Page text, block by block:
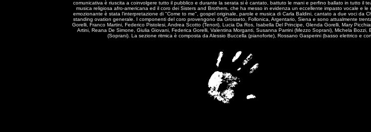
comunicativa è riuscita a coinvolgere tutto il pubblico e durante la serata si è cantato, battuto le mani e perfino ballato in tutto il
musica religiosa afro-americana ed il coro dei Sisters and Brothers, che ha messo in evidenza un eccellente impasto vocale e
emozionante è stata l'interpretazione di "Come to me", gospel originale, parole e musica di Carla Baldini, cantato a due voci da
standing ovation generale. I componenti del coro provengono da Grosseto, Follonica, Argentario, Siena e sono attualmente
Gorelli, Franco Martini, Federico Pistolesi, Andrea Scotto (Tenori), Lucia Da Ros, Isabella Del Principe, Glenda Gorelli, Mary
Artini, Reana De Simone, Giulia Giovani, Federica Gorelli, Valentina Morganti, Susanna Parrini (Mezzo Soprani), Michela
(Soprani). La sezione ritmica è composta da Alessio Buccella (pianoforte), Rossano Gasperini (basso elettrico e